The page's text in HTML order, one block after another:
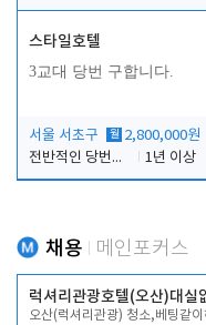
스타일호텔
3교대 당번 구합니다.
서울 서초구 월 2,800,000원
전반적인 당번업무
1년 이상
채용 메인포커스
럭셔리관광호텔(오산)대실
오산(럭셔리관광) 청소,베팅같